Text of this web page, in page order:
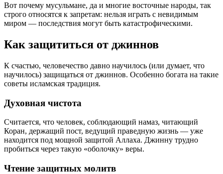
Вот почему мусульмане, да и многие восточные народы, так
строго относятся к запретам: нельзя играть с невидимым
миром — последствия могут быть катастрофическими.
Как защититься от джиннов
К счастью, человечество давно научилось (или думает, что
научилось) защищаться от джиннов. Особенно богата на такие
советы исламская традиция.
Духовная чистота
Считается, что человек, соблюдающий намаз, читающий
Коран, держащий пост, ведущий праведную жизнь — уже
находится под мощной защитой Аллаха. Джинну трудно
пробиться через такую «оболочку» веры.
Чтение защитных молитв